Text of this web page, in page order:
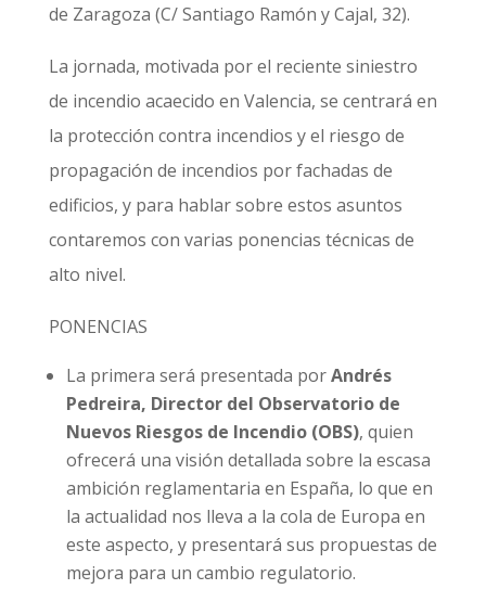
de Zaragoza (C/ Santiago Ramón y Cajal, 32).
La jornada, motivada por el reciente siniestro
de incendio acaecido en Valencia, se centrará en
la protección contra incendios y el riesgo de
propagación de incendios por fachadas de
edificios, y para hablar sobre estos asuntos
contaremos con varias ponencias técnicas de
alto nivel.
PONENCIAS
La primera será presentada porAndrés
Pedreira, Director del Observatorio de
Nuevos Riesgos de Incendio (OBS), quien
ofrecerá una visión detallada sobre la escasa
ambición reglamentaria en España, lo que en
la actualidad nos lleva a la cola de Europa en
este aspecto, y presentará sus propuestas de
mejora para un cambio regulatorio.